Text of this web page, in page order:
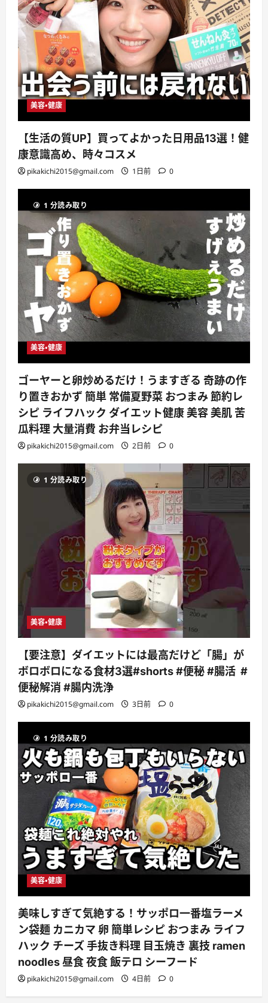
美容・健康
【生活の質UP】買ってよかった日用品13選！健
康意識高め、時々コスメ
pikakichi2015@gmail.com 1日前 0
1 分読み取り
美容・健康
ゴーヤーと卵炒めるだけ！うますぎる 奇跡の作
り置きおかず 簡単 常備夏野菜 おつまみ 節約レ
シピ ライフハック ダイエット健康 美容 美肌 苦
瓜料理 大量消費 お弁当レシピ
pikakichi2015@gmail.com 2日前 0
1 分読み取り
美容・健康
【要注意】ダイエットには最高だけど「腸」が
ボロボロになる食材3選#shorts #便秘 #腸活 #
便秘解消 #腸内洗浄
pikakichi2015@gmail.com 3日前 0
1 分読み取り
美容・健康
美味しすぎて気絶する！サッポロ一番塩ラーメ
ン袋麺 カニカマ 卵 簡単レシピ おつまみ ライフ
ハック チーズ 手抜き料理 目玉焼き 裏技 ramen
noodles 昼食 夜食 飯テロ シーフード
pikakichi2015@gmail.com 4日前 0